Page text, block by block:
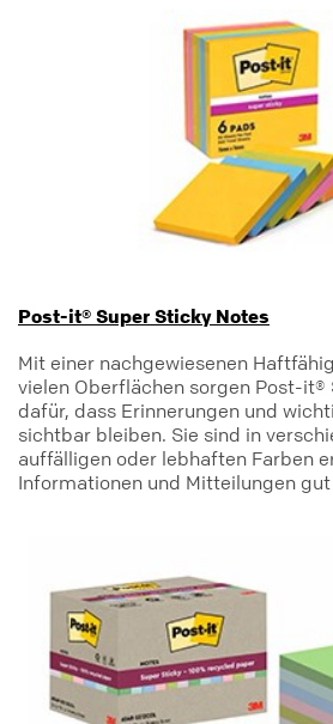
Post-it® Super Sticky Notes
Mit einer nachgewiesenen
vielen Oberflächen sorgen Post-it®
dafür, dass Erinnerungen und
sichtbar bleiben. Sie sind in
auffälligen oder lebhaften Farben
Informationen und Mitteilungen